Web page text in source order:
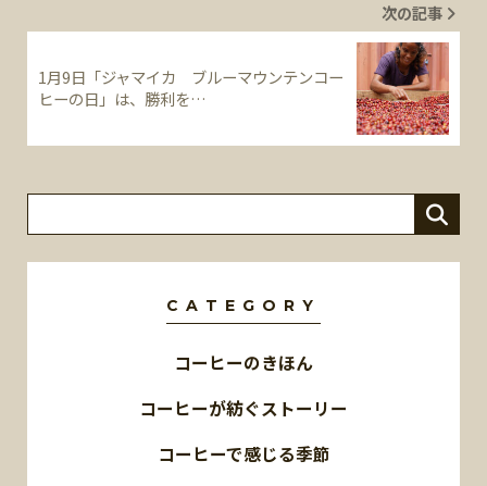
次の記事
1月9日「ジャマイカ ブルーマウンテンコー
ヒーの日」は、勝利を…
CATEGORY
コーヒーのきほん
コーヒーが紡ぐストーリー
コーヒーで感じる季節